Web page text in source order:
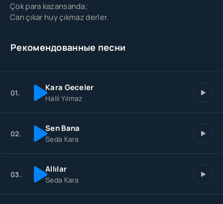
Çok para kazansanda;
Can çıkar huy çıkmaz derler.
Рекомендованные песни
01. Kara Geceler
Halil Yılmaz
02. Sen Bana
Seda Kara
03. Allılar
Seda Kara